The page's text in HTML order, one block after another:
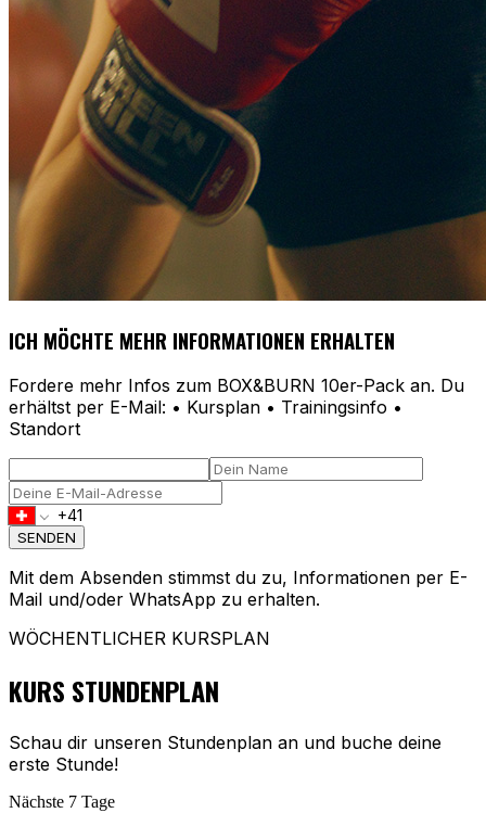
ICH MÖCHTE MEHR INFORMATIONEN ERHALTEN
Fordere mehr Infos zum BOX&BURN 10er-Pack an. Du
erhältst per E-Mail: • Kursplan • Trainingsinfo •
Standort
SENDEN
Mit dem Absenden stimmst du zu, Informationen per E-
Mail und/oder WhatsApp zu erhalten.
WÖCHENTLICHER KURSPLAN
KURS STUNDENPLAN
Schau dir unseren Stundenplan an und buche deine
erste Stunde!
Nächste 7 Tage